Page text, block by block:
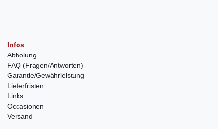
Infos
Abholung
FAQ (Fragen/Antworten)
Garantie/Gewährleistung
Lieferfristen
Links
Occasionen
Versand